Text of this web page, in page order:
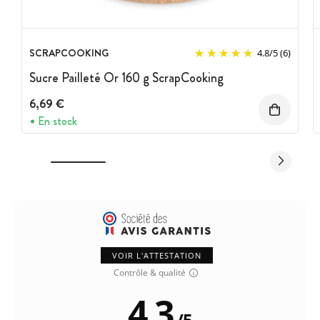
SCRAPCOOKING 4.8/5(6)
Sucre Pailleté Or 160 g ScrapCooking
6,69 €
En stock
VOIR L'ATTESTATION
Contrôle & qualité